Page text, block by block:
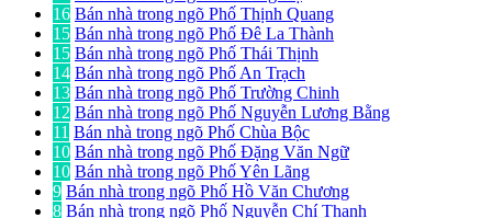
16 Bán nhà trong ngõ Phố Thịnh Quang
15 Bán nhà trong ngõ Phố Đê La Thành
15 Bán nhà trong ngõ Phố Thái Thịnh
14 Bán nhà trong ngõ Phố An Trạch
13 Bán nhà trong ngõ Phố Trường Chinh
12 Bán nhà trong ngõ Phố Nguyễn Lương Bằng
11 Bán nhà trong ngõ Phố Chùa Bộc
10 Bán nhà trong ngõ Phố Đặng Văn Ngữ
10 Bán nhà trong ngõ Phố Yên Lãng
9 Bán nhà trong ngõ Phố Hồ Văn Chương
8 Bán nhà trong ngõ Phố Nguyễn Chí Thanh